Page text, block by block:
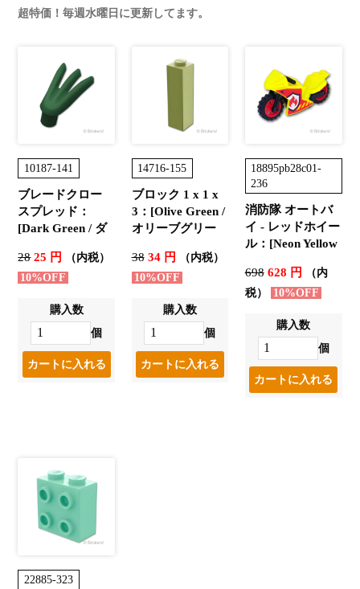
超特価！毎週水曜日に更新してます。
10187-141
ブレードクロー
スプレッド：
[Dark Green / ダ
2825 円
（内税）
10%OFF
購入数
個
14716-155
ブロック 1 x 1 x
3：[Olive Green /
オリーブグリー
3834 円
（内税）
10%OFF
購入数
個
18895pb28c01-
236
消防隊 オートバ
イ - レッドホイー
ル：[Neon Yellow
698628 円
（内
税）
10%OFF
購入数
個
22885-323